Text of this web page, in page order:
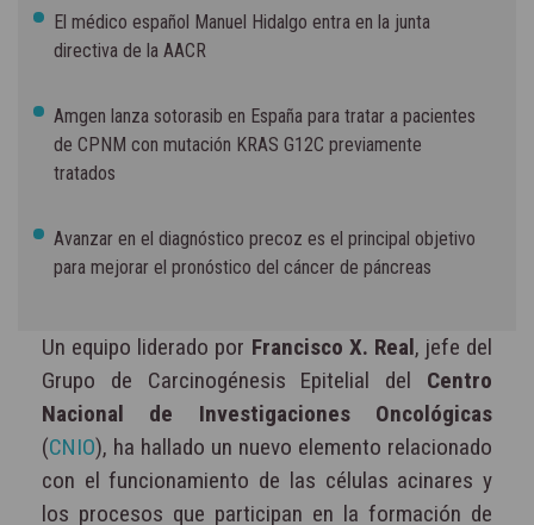
El médico español Manuel Hidalgo entra en la junta
directiva de la AACR
Amgen lanza sotorasib en España para tratar a pacientes
de CPNM con mutación KRAS G12C previamente
tratados
Avanzar en el diagnóstico precoz es el principal objetivo
para mejorar el pronóstico del cáncer de páncreas
Un equipo liderado por Francisco X. Real, jefe del
Grupo de Carcinogénesis Epitelial del Centro
Nacional de Investigaciones Oncológicas
(CNIO), ha hallado un nuevo elemento relacionado
con el funcionamiento de las células acinares y
los procesos que participan en la formación de